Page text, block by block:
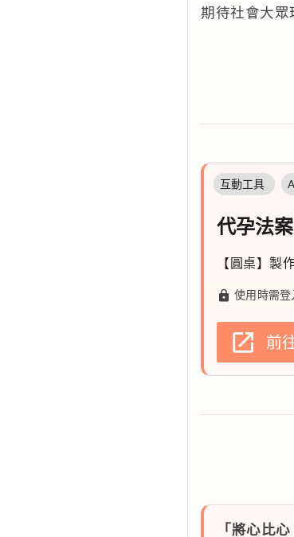
期待社會大
互動工具
代孕法
【圓桌】製
lock 使用時需登
open_in_new 前
「將心比